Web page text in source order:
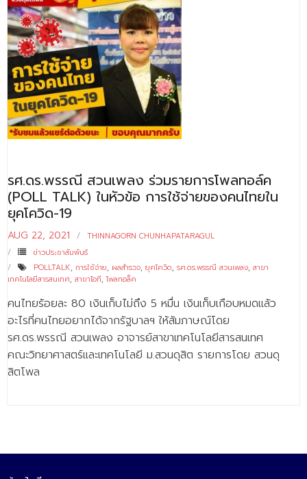
- ศูนย์สิ่งแวดล้อม
- ศูนย์ปัญญาประดิษฐ์เพื่อการศึกษา
สหกิจศึกษา
ข่าว
- ข่าวประชาสัมพันธ์
- ข่าวประชาสัมพันธ์ภายนอก
- ทุน/สมัครงาน/ศึกษาต่อ
ผลงานคณะ
- ฐานข้อมูลงานวิจัย
- การจัดการความรู้ (KM Scitech)
- โครงการบริหารจัดการพื้นที่ 10 ไร่ ด้านหลังโรงสีข้าว
สวนดุสิต จังหวัดปราจีนบุรี
- โครงการส่งเสริมการปลูกกล้วยเล็บมือนางฯ
รศ.ดร.พรรณี สวนเพลง ร่วมรายการโพลทอล์ค
(POLL TALK) ในหัวข้อ การใช้จ่ายของคนไทยใน
ยุคโควิด-19
AUG 22, 2021
THINNAGORN CHUNHAPATARAGUL
ข่าวประชาสัมพันธ์
POLLTALK, การใช้จ่าย, ผลสำรวจ, ยุคโควิด, รศ.ดร.พรรณี สวนเพลง, สาขา
เทคโนโลยีสารสนเทศ, สาขาไอที,โพลทอล็ค
คนไทยร้อยละ 80 เงินเก็บไม่ถึง 5 หมื่น เงินเก็บเกือบหมดแล้ว
อะไรที่คนไทยอยากได้จากรัฐบาลฯ ให้สัมภาษณ์โดย
รศ.ดร.พรรณี สวนเพลง อาจารย์สาขาเทคโนโลยีสารสนเทศ
คณะวิทยาศาสตร์และเทคโนโลยี ม.สวนดุสิต รายการโดย สวนดุ
สิตโพล